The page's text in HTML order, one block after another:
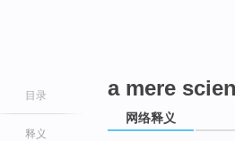
目录
释义
a mere
网络释义